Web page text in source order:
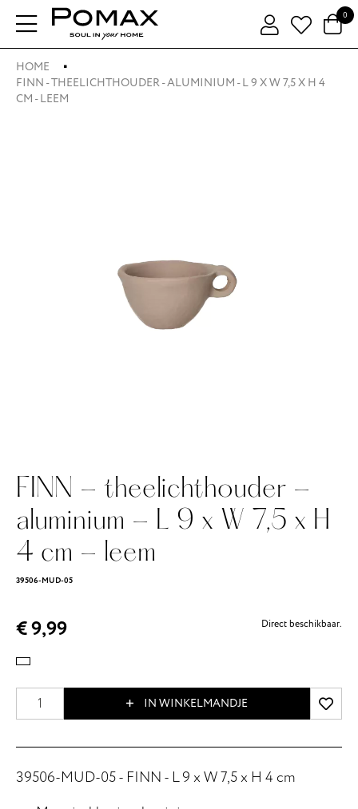
0
HOME
FINN - THEELICHTHOUDER - ALUMINIUM - L 9 X W 7,5 X H 4
CM - LEEM
FINN - theelichthouder -
aluminium - L 9 x W 7,5 x H
4 cm - leem
39506-MUD-05
€ 9,99 Direct beschikbaar.
IN WINKELMANDJE
39506-MUD-05 - FINN - L 9 x W 7,5 x H 4 cm